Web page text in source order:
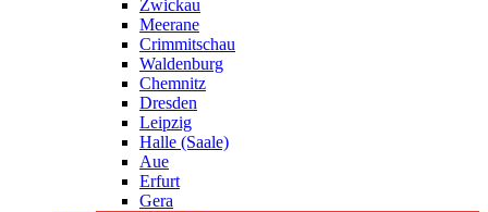
Zwickau
Meerane
Crimmitschau
Waldenburg
Chemnitz
Dresden
Leipzig
Halle (Saale)
Aue
Erfurt
Gera